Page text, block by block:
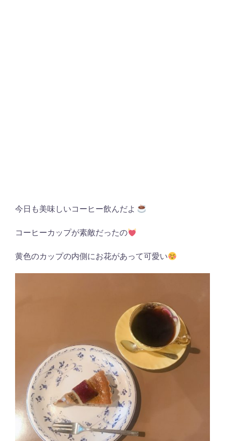
今日も美味しいコーヒー飲んだよ
コーヒーカップが素敵だったの
黄色のカップの内側にお花があって可愛い